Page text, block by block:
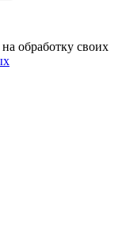
обработку своих